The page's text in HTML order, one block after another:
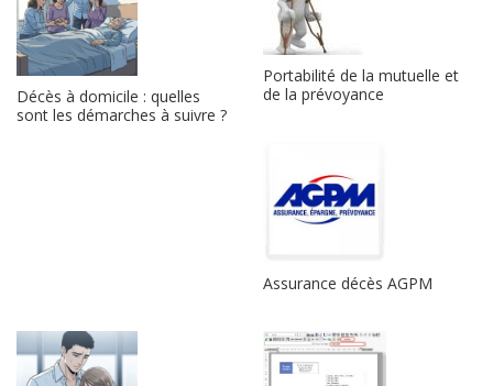
Décès à domicile : quelles
sont les démarches à suivre ?
Portabilité de la mutuelle et
de la prévoyance
Assurance décès AGPM